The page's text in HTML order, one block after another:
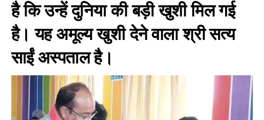
है कि उन्हें दुनिया की बड़ी खुशी मिल गई
है। यह अमूल्य खुशी देने वाला श्री सत्य
साईं अस्पताल है।